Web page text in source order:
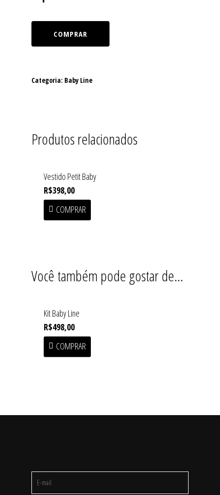
COMPRAR
Categoria: Baby Line
Produtos relacionados
Vestido Petit Baby
R$398,00
COMPRAR
Você também pode gostar de…
Kit Baby Line
R$498,00
COMPRAR
Home
Blusas
SALE
Fundição